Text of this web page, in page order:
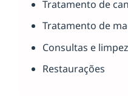
Tratamento de
Tratamento de
Consultas e
Restaurações